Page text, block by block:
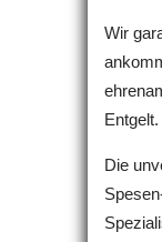
Wir
Entgelt.
Die